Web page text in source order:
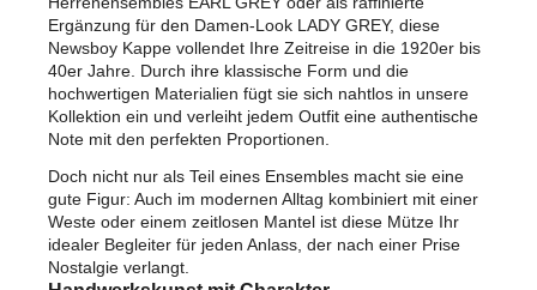
Ergänzung für den Damen-Look LADY GREY, diese
Newsboy Kappe vollendet Ihre Zeitreise in die 1920er bis
40er Jahre. Durch ihre klassische Form und die
hochwertigen Materialien fügt sie sich nahtlos in unsere
Kollektion ein und verleiht jedem Outfit eine authentische
Note mit den perfekten Proportionen.
Doch nicht nur als Teil eines Ensembles macht sie eine
gute Figur: Auch im modernen Alltag kombiniert mit einer
Weste oder einem zeitlosen Mantel ist diese Mütze Ihr
idealer Begleiter für jeden Anlass, der nach einer Prise
Nostalgie verlangt.